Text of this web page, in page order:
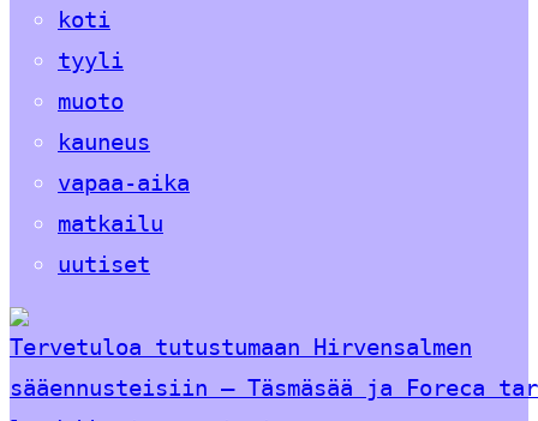
koti
tyyli
muoto
kauneus
vapaa-aika
matkailu
uutiset
Tervetuloa tutustumaan Hirvensalmen
sääennusteisiin – Täsmäsää ja Foreca